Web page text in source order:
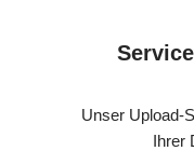
Unser Upload-
Ihrer